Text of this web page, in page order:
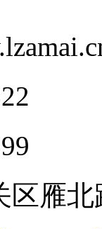
雁北